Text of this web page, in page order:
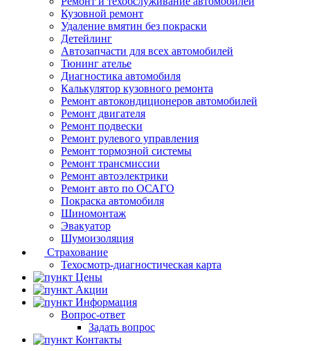
Кузовной ремонт
Удаление вмятин без покраски
Детейлинг
Автозапчасти для всех автомобилей
Тюнинг ателье
Диагностика автомобиля
Калькулятор кузовного ремонта
Ремонт автокондиционеров автомобилей
Ремонт двигателя
Ремонт подвески
Ремонт рулевого управления
Ремонт тормозной системы
Ремонт трансмиссии
Ремонт автоэлектрики
Ремонт авто по ОСАГО
Покраска автомобиля
Шиномонтаж
Эвакуатор
Шумоизоляция
Страхование
Техосмотр-диагностическая карта
Цены
Акции
Информация
Вопрос-ответ
Задать вопрос
Контакты